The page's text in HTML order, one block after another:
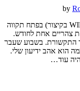
אני כבר חבר בקבוצה בשם נשים בעסקים (WIBC בקיצור) בפתח תקווה
צהריים אחת לחודש.
התקשורת. בשבוע שעבר
הוא אהב ידיעון שלי.
עוד…